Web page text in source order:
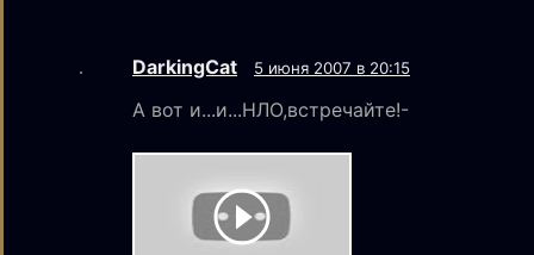
DarkingCat 5 июня 2007 в 20:15
А вот и...и...НЛО,встречайте!-